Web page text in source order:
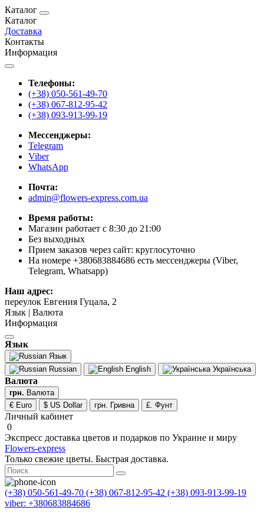
Каталог
Каталог
Доставка
Контакты
Информация
Телефоны:
(+38) 050-561-49-70
(+38) 067-812-95-42
(+38) 093-913-99-19
Мессенджеры:
Telegram
Viber
WhatsApp
Почта:
admin@flowers-express.com.ua
Время работы:
Магазин работает с 8:30 до 21:00
Без выходных
Прием заказов через сайт: круглосуточно
На номере +380683884686 есть мессенджеры (Viber,
Telegram, Whatsapp)
Наш адрес:
переулок Евгения Гуцала, 2
Язык | Валюта
Информация
Язык
Язык
Russian
English Українська
Валюта
грн. Валюта
€ Euro
$ US Dollar грн. Гривна £. Фунт
Личный кабинет
0
Экспресс доставка цветов и подарков по Украине и миру
Flowers-express
Только свежие цветы. Быстрая доставка.
(+38) 050-561-49-70 (+38) 067-812-95-42 (+38) 093-913-99-19
viber: +380683884686